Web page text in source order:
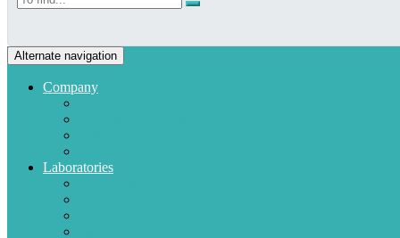
Alternate navigation
Company
Laboratories